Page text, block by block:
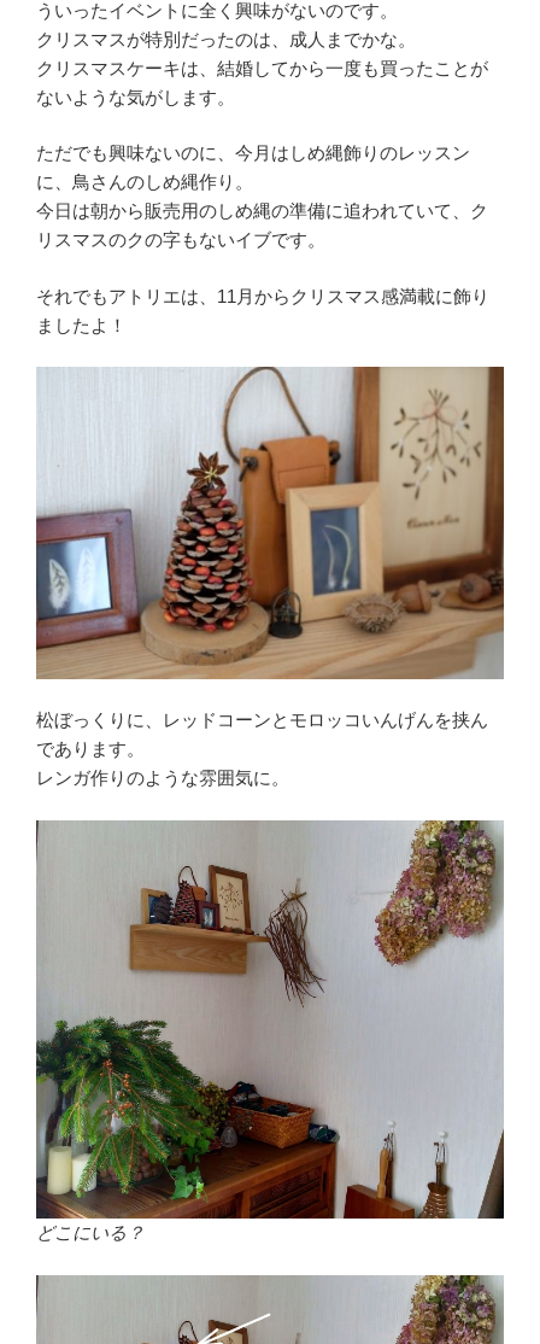
ういったイベントに全く興味がないのです。
クリスマスが特別だったのは、成人までかな。
クリスマスケーキは、結婚してから一度も買ったことが
ないような気がします。
ただでも興味ないのに、今月はしめ縄飾りのレッスン
に、鳥さんのしめ縄作り。
今日は朝から販売用のしめ縄の準備に追われていて、ク
リスマスのクの字もないイブです。
それでもアトリエは、11月からクリスマス感満載に飾り
ましたよ！
松ぼっくりに、レッドコーンとモロッコいんげんを挟ん
であります。
レンガ作りのような雰囲気に。
どこにいる？